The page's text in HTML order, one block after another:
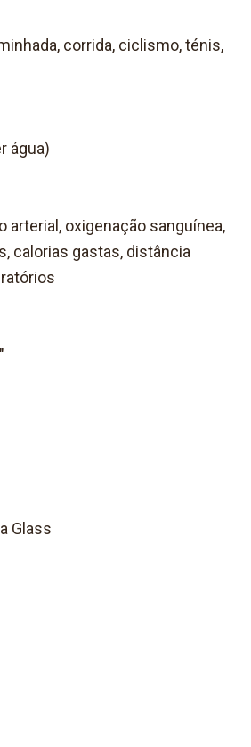
corrida, ciclismo, ténis,
água)
arterial, oxigenação sanguínea,
calorias gastas, distância
Glass